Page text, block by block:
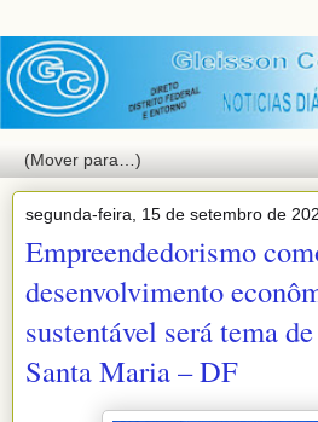
segunda-feira, 15 de setembro de
Empreendedorismo
desenvolvimento
sustentável será tema
Santa Maria – DF